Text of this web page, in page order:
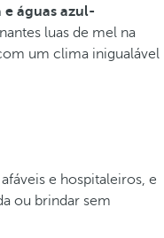
e águas azul-
luas de mel na
um clima inigualável
e hospitaleiros, e
ou brindar sem